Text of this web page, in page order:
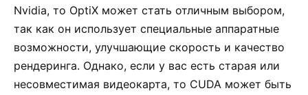
Nvidia, то OptiX может стать отличным выбором,
так как он использует специальные аппаратные
возможности, улучшающие скорость и качество
рендеринга. Однако, если у вас есть старая или
несовместимая видеокарта, то CUDA может быть